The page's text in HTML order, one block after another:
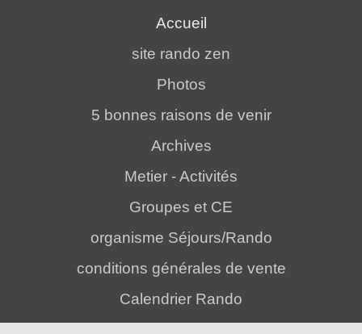
Accueil
site rando zen
Photos
5 bonnes raisons de venir
Archives
Metier - Activités
Groupes et CE
organisme Séjours/Rando
conditions générales de vente
Calendrier Rando